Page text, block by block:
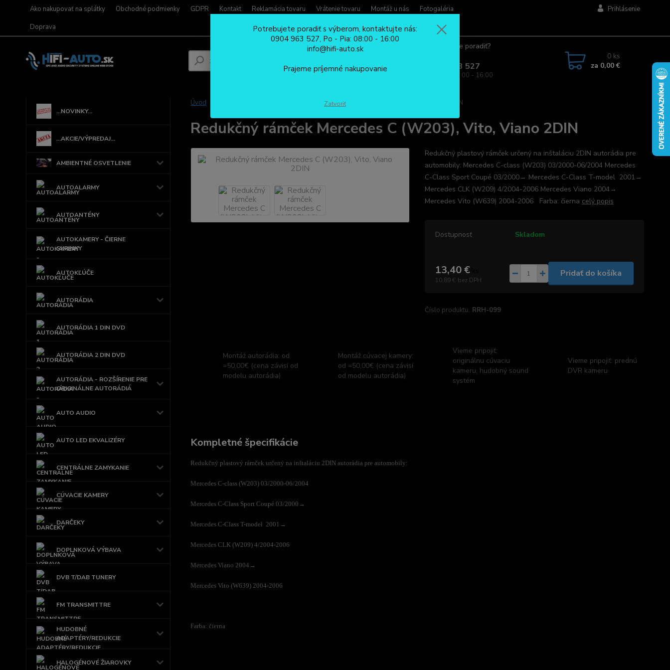
Ako nakupovať na splátky Obchodné podmienky GDPR Kontakt Reklamácia tovaru Vrátenie tovaru Montáž u nás
Fotogaléria
Doprava
Prihlásenie
Potrebujete poradiť?
0904 963 527
Po - Pia: 08:00 - 16:00
0 ks
za 0,00 €
...NOVINKY...
...AKCIE/VÝPREDAJ...
AMBIENTNÉ OSVETLENIE
AUTOALARMY
AUTOANTÉNY
AUTOKAMERY - ČIERNE
SKRINKY
AUTOKĽÚČE
AUTORÁDIA
AUTORÁDIA 1 DIN DVD
AUTORÁDIA 2 DIN DVD
AUTORÁDIA - ROZŠÍRENIE PRE
ORIGINÁLNE AUTORÁDIÁ
AUTO AUDIO
AUTO LED EKVALIZÉRY
CENTRÁLNE ZAMYKANIE
CÚVACIE KAMERY
DARČEKY
DOPLNKOVÁ VÝBAVA
DVB T/DAB TUNERY
FM TRANSMITTRE
HUDOBNÉ
ADAPTÉRY/REDUKCIE
HALOGÉNOVÉ ŽIAROVKY
Úvod Redukčný rámček Mercedes C (W203), Vito, Viano 2DIN
Redukčný rámček Mercedes C (W203), Vito, Viano 2DIN
Redukčný plastový rámček určený na inštaláciu 2DIN autorádia pre
automobily: Mercedes C-class (W203) 03/2000-06/2004 Mercedes
C-Class Sport Coupé 03/2000→ Mercedes C-Class T-model 2001→
Mercedes CLK (W209) 4/2004-2006 Mercedes Viano 2004→
Mercedes Vito (W639) 2004-2006 Farba: čierna celý popis
Dostupnosť Skladom
13,40 €/
10,89 € bez DPH
Pridať do košíka
Číslo produktu: RRH-099
Montáž autorádia: od
=50,00€ (cena závisí od
modelu autorádia)
Montáž cúvacej kamery:
od =50,00€ (cena závisí
od modelu autorádia)
Vieme pripojiť:
originálnu cúvaciu
kameru, hudobný sound
systém
Vieme pripojiť: prednú
DVR kameru
Kompletné špecifikácie
Redukčný plastový rámček určený na inštaláciu 2DIN autorádia pre automobily:
Mercedes C-class (W203) 03/2000-06/2004
Mercedes C-Class Sport Coupé 03/2000→
Mercedes C-Class T-model 2001→
Mercedes CLK (W209) 4/2004-2006
Mercedes Viano 2004→
Mercedes Vito (W639) 2004-2006
Farba: čierna
Potrebujete poradiť s výberom, kontaktujte nás:
0904 963 527, Po - Pia: 08:00 - 16:00
info@hifi-auto.sk
Prajeme príjemné nakupovanie
Zatvoriť